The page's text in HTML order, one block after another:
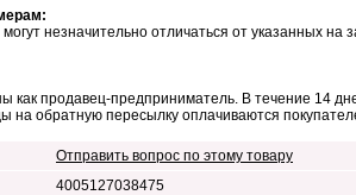
незначительно отличаться от указанных на
как продавец-предприниматель. В течение 14
на обратную пересылку оплачиваются
Отправить вопрос по этому товару
4005127038475